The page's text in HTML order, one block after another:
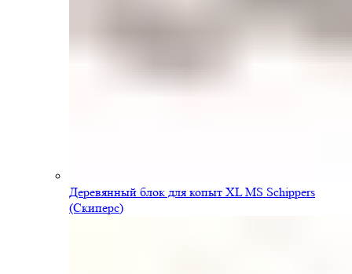
Деревянный блок для копыт XL MS Schippers
(Скиперс)